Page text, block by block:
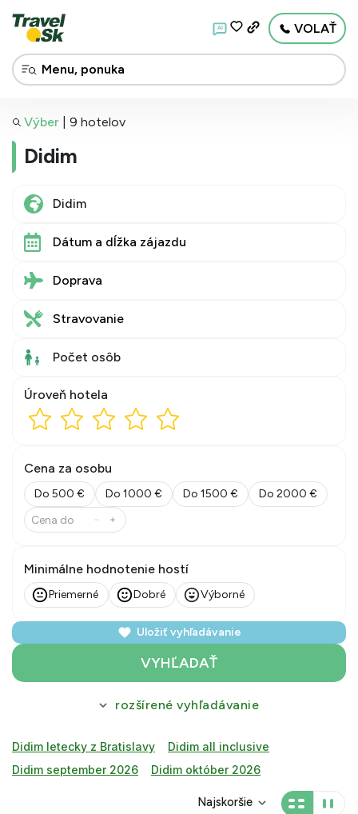
AI VOLAŤ
Výber 9 hotelov
Didim
Dátum a dĺžka zájazdu
Doprava
Stravovanie
Počet osôb
Úroveň hotela
Cena za osobu
Do 500 € Do 1000 € Do 1500 € Do 2000 €
Minimálne hodnotenie hostí
Priemerné Dobré Výborné
Uložiť vyhľadávanie
VYHĽADAŤ
rozšírené vyhľadávanie
Didim letecky z Bratislavy
Didim all inclusive
Didim september 2026
Didim október 2026
Najskoršie